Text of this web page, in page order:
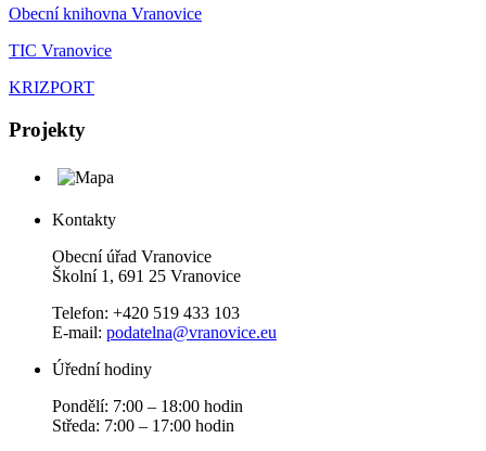
Obecní knihovna Vranovice
TIC Vranovice
KRIZPORT
Projekty
Kontakty
Obecní úřad Vranovice
Školní 1, 691 25 Vranovice
Telefon: +420 519 433 103
E-mail: podatelna@vranovice.eu
Úřední hodiny
Pondělí: 7:00 – 18:00 hodin
Středa: 7:00 – 17:00 hodin